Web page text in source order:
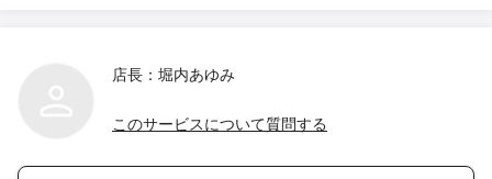
店長：堀内あゆみ
このサービスについて質問する